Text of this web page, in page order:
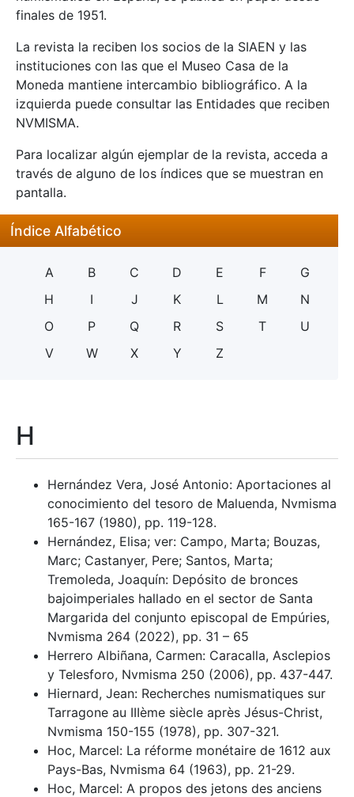
finales de 1951.
La revista la reciben los socios de la SIAEN y las
instituciones con las que el Museo Casa de la
Moneda mantiene intercambio bibliográfico. A la
izquierda puede consultar las Entidades que reciben
NVMISMA.
Para localizar algún ejemplar de la revista, acceda a
través de alguno de los índices que se muestran en
pantalla.
Índice Alfabético
A B C D E F
G
H
I J K L M
N
O
P Q R S T
U
V
W X Y Z
H
Hernández Vera, José Antonio: Aportaciones al
conocimiento del tesoro de Maluenda, Nvmisma
165-167 (1980), pp. 119-128.
Hernández, Elisa; ver: Campo, Marta; Bouzas,
Marc; Castanyer, Pere; Santos, Marta;
Tremoleda, Joaquín: Depósito de bronces
bajoimperiales hallado en el sector de Santa
Margarida del conjunto episcopal de Empúries,
Nvmisma 264 (2022), pp. 31 – 65
Herrero Albiñana, Carmen: Caracalla, Asclepios
y Telesforo, Nvmisma 250 (2006), pp. 437-447.
Hiernard, Jean: Recherches numismatiques sur
Tarragone au IIIème siècle après Jésus-Christ,
Nvmisma 150-155 (1978), pp. 307-321.
Hoc, Marcel: La réforme monétaire de 1612 aux
Pays-Bas, Nvmisma 64 (1963), pp. 21-29.
Hoc, Marcel: A propos des jetons des anciens